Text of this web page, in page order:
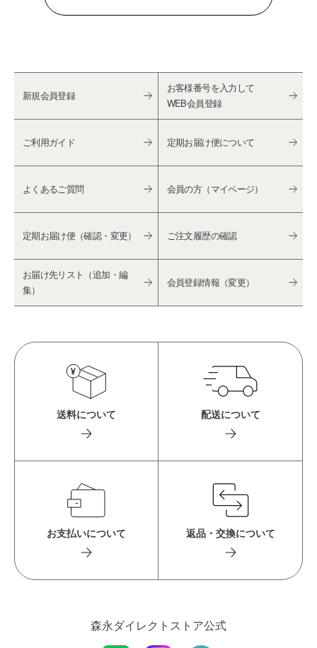
新規会員登録
お客様番号を入力して
WEB会員登録
ご利用ガイド 定期お届け便について
よくあるご質問 会員の方（マイページ）
定期お届け便（確認・変更） ご注文履歴の確認
お届け先リスト（追加・編
集）
会員登録情報（変更）
送料について 配送について
お支払いについて 返品・交換について
森永ダイレクトストア公式